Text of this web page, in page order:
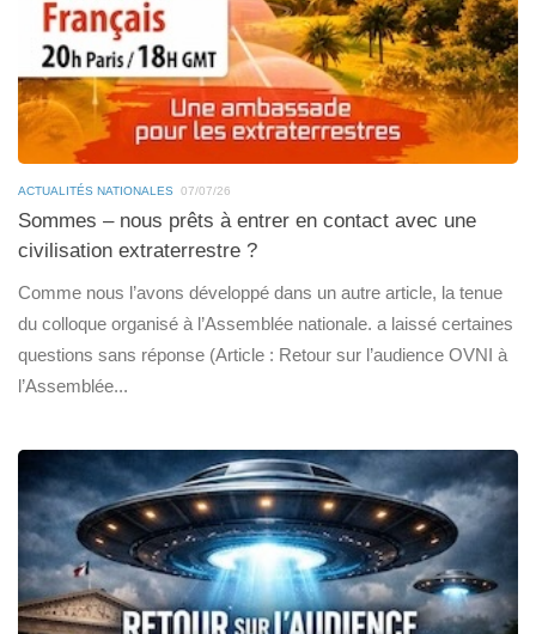
ACTUALITÉS NATIONALES 07/07/26
Sommes – nous prêts à entrer en contact avec une
civilisation extraterrestre ?
Comme nous l’avons développé dans un autre article, la tenue
du colloque organisé à l’Assemblée nationale. a laissé certaines
questions sans réponse (Article : Retour sur l’audience OVNI à
l’Assemblée...